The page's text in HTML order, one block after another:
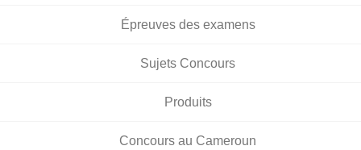
Épreuves des examens
Sujets Concours
Produits
Concours au Cameroun